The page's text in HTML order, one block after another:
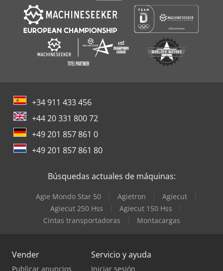
+34 911 433 456
+44 20 331 800 72
+49 201 857 861 0
+49 201 857 861 80
Búsquedas actuales de máquinas:
Agie Mondo Star 50 Agietron
Agiecut
Agiecut 250 Hss
Agiecut 150 Hss
Cintas transportadoras
Montacargas
Vender
Publicar anuncios
Servicio y ayuda
Iniciar sesión